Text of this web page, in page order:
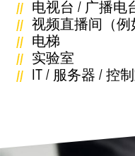
电视台 / 广播电
视频直播间（例
电梯
实验室
IT / 服务器 / 控